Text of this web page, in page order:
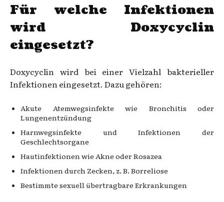
Für welche Infektionen
wird Doxycyclin
eingesetzt?
Doxycyclin wird bei einer Vielzahl bakterieller
Infektionen eingesetzt. Dazu gehören:
Akute Atemwegsinfekte wie Bronchitis oder
Lungenentzündung
Harnwegsinfekte und Infektionen der
Geschlechtsorgane
Hautinfektionen wie Akne oder Rosazea
Infektionen durch Zecken, z. B. Borreliose
Bestimmte sexuell übertragbare Erkrankungen